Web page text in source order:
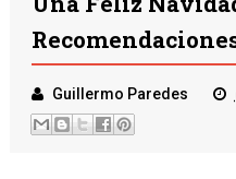
Guillermo Paredes